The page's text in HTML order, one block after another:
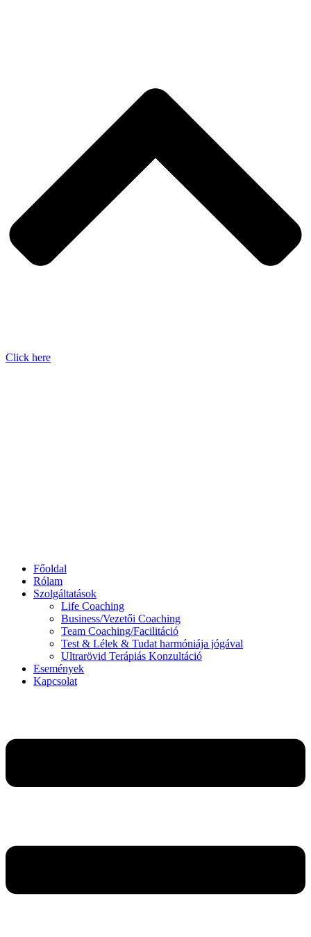
Click here
Főoldal
Rólam
Szolgáltatások
Life Coaching
Business/Vezetői Coaching
Team Coaching/Facilitáció
Test & Lélek & Tudat harmóniája jógával
Ultrarövid Terápiás Konzultáció
Események
Kapcsolat